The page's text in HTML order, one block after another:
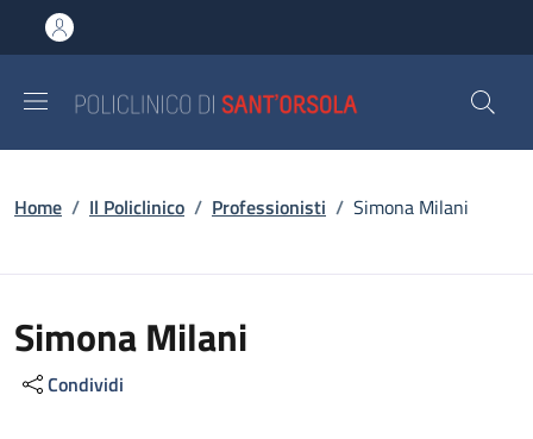
al contenuto principale
to footer content
Briciole di pane
Home / Il Policlinico / Professionisti / Simona Milani
Simona Milani
Condividi